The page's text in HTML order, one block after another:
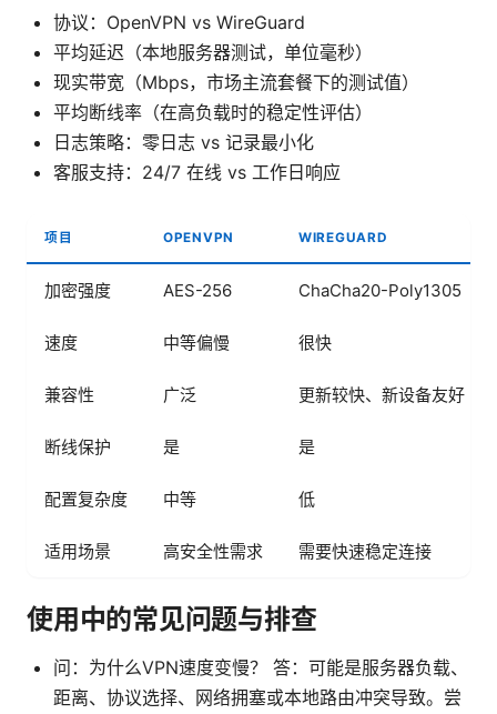
协议：OpenVPN vs WireGuard
平均延迟（本地服务器测试，单位毫秒）
现实带宽（Mbps，市场主流套餐下的测试值）
平均断线率（在高负载时的稳定性评估）
日志策略：零日志 vs 记录最小化
客服支持：24/7 在线 vs 工作日响应
项目 OPENVPN WIREGUARD
加密强度 AES-256 ChaCha20-Poly1305（
速度 中等偏慢 很快
兼容性 广泛 更新较快、新设备友好
断线保护 是 是
配置复杂度 中等 低
适用场景 高安全性需求 需要快速稳定连接
使用中的常见问题与排查
问：为什么VPN速度变慢？ 答：可能是服务器负载、
距离、协议选择、网络拥塞或本地路由冲突导致。尝